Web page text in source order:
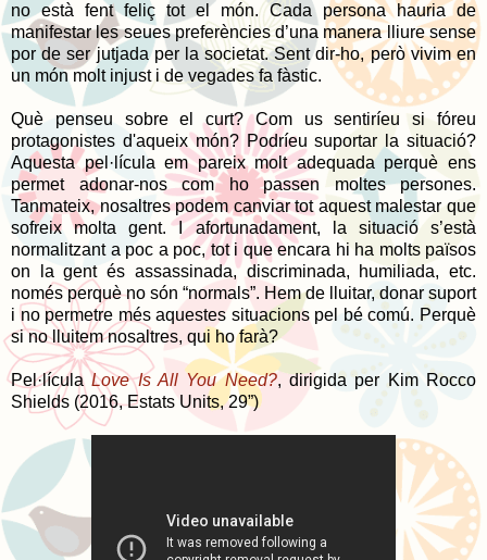
no està fent feliç tot el món. Cada persona hauria de
manifestar les seues preferències d’una manera lliure sense
por de ser jutjada per la societat. Sent dir-ho, però vivim en
un món molt injust i de vegades fa fàstic.
Què penseu sobre el curt? Com us sentiríeu si fóreu
protagonistes d'aqueix món? Podríeu suportar la situació?
Aquesta pel·lícula em pareix molt adequada perquè ens
permet adonar-nos com ho passen moltes persones.
Tanmateix, nosaltres podem canviar tot aquest malestar que
sofreix molta gent. I afortunadament, la situació s’està
normalitzant a poc a poc, tot i que encara hi ha molts països
on la gent és assassinada, discriminada, humiliada, etc.
només perquè no són “normals”. Hem de lluitar, donar suport
i no permetre més aquestes situacions pel bé comú. Perquè
si no lluitem nosaltres, qui ho farà?
Pel·lículaLove Is All You Need?, dirigida per Kim Rocco
Shields (2016, Estats Units, 29”)